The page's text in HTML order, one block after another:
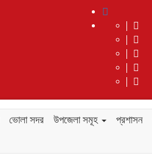
ভোলা সদর উপজেলা সমূহ প্রশাসন